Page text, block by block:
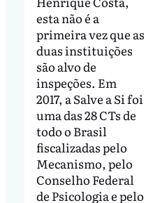
esta não é a
primeira vez que as
duas instituições
são alvo de
inspeções. Em
2017, a Salve a Si foi
uma das 28 CTs de
todo o Brasil
fiscalizadas pelo
Mecanismo, pelo
Conselho Federal
de Psicologia e pelo